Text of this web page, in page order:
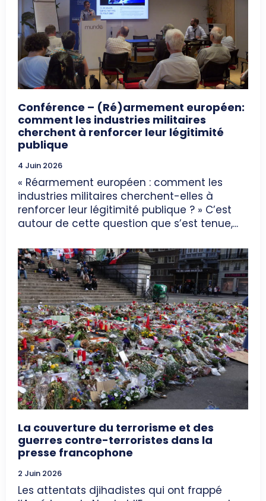
Conférence – (Ré)armement européen:
comment les industries militaires
cherchent à renforcer leur légitimité
publique
4 Juin 2026
« Réarmement européen : comment les
industries militaires cherchent-elles à
renforcer leur légitimité publique ? » C’est
autour de cette question que s’est tenue,...
La couverture du terrorisme et des
guerres contre-terroristes dans la
presse francophone
2 Juin 2026
Les attentats djihadistes qui ont frappé